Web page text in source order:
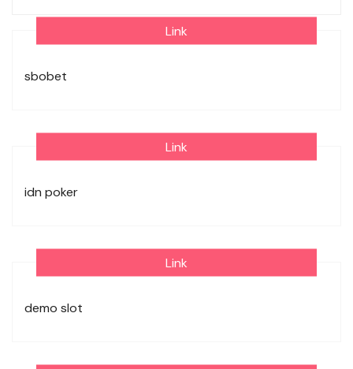
Link
sbobet
Link
idn poker
Link
demo slot